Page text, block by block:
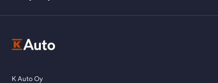
K-Ryhmän evästekäytännöt
Etsi toimipiste
K Auto Oy